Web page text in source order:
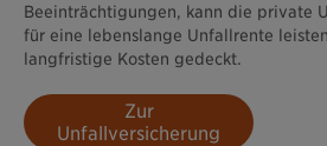
Beeinträchtigungen, kann die private
für eine lebenslange Unfallrente
langfristige Kosten gedeckt.
Zur
Unfallversicherung